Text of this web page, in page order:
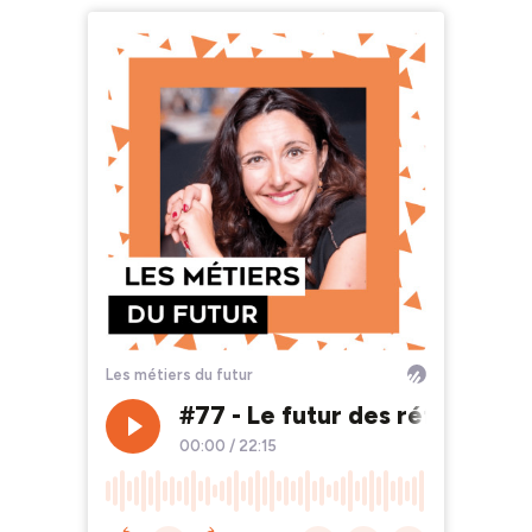
Les métiers du futur
#77 - Le futur des réfugiés -
00:00 / 22:15